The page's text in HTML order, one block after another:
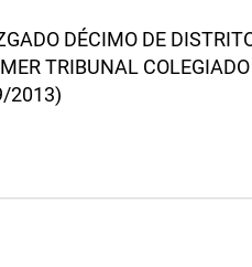
DÉCIMO DE
TRIBUNAL
2013)